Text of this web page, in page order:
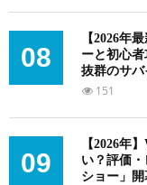
08
【2026年
ーと初心
抜群のサバ
151
09
【2026年
い？評価
ショー」開